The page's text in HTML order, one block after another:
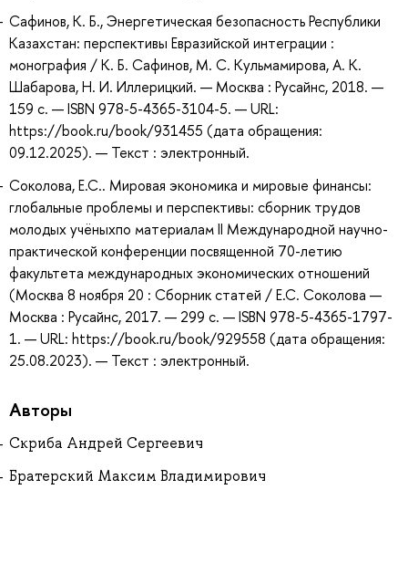
Сафинов, К. Б., Энергетическая безопасность Республики
Казахстан: перспективы Евразийской интеграции :
монография / К. Б. Сафинов, М. С. Кульмамирова, А. К.
Шабарова, Н. И. Иллерицкий. — Москва : Русайнс, 2018. —
159 с. — ISBN 978-5-4365-3104-5. — URL:
https://book.ru/book/931455 (дата обращения:
09.12.2025). — Текст : электронный.
Соколова, Е.С.. Мировая экономика и мировые финансы:
глобальные проблемы и перспективы: сборник трудов
молодых учёныхпо материалам II Международной научно-
практической конференции посвященной 70-летию
факультета международных экономических отношений
(Москва 8 ноября 20 : Сборник статей / Е.С. Соколова —
Москва : Русайнс, 2017. — 299 с. — ISBN 978-5-4365-1797-
1. — URL: https://book.ru/book/929558 (дата обращения:
25.08.2023). — Текст : электронный.
Авторы
Скриба Андрей Сергеевич
Братерский Максим Владимирович